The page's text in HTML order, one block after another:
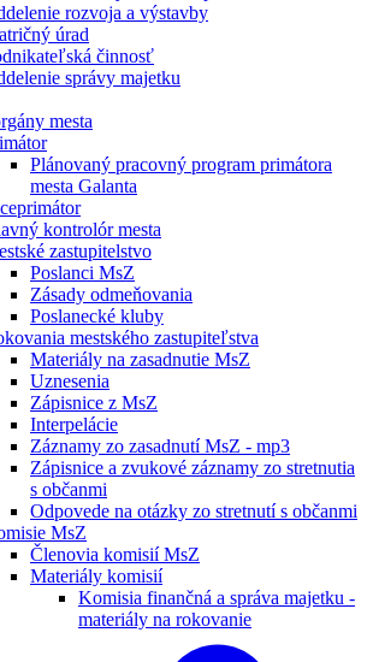
rozvoja a výstavby
úrad
činnosť
správy majetku
mesta
Plánovaný pracovný program primátora
mesta Galanta
kontrolór mesta
zastupitelstvo
Poslanci MsZ
Zásady odmeňovania
Poslanecké kluby
mestského zastupiteľstva
Materiály na zasadnutie MsZ
Uznesenia
Zápisnice z MsZ
Interpelácie
Záznamy zo zasadnutí MsZ - mp3
Zápisnice a zvukové záznamy zo stretnutia
s občanmi
Odpovede na otázky zo stretnutí s občanmi
MsZ
Členovia komisií MsZ
Materiály komisií
Komisia finančná a správa majetku -
materiály na rokovanie